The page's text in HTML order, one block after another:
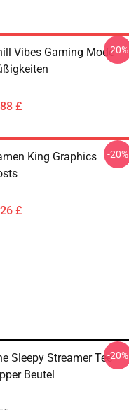
Vibes Gaming Mode
£
-20%
King Graphics
£
-20%
Sleepy Streamer Tee
Beutel
-20%